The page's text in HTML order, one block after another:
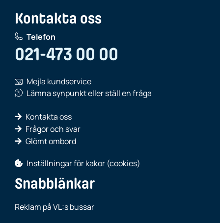
Kontakta oss
Telefon
021-473 00 00
Mejla kundservice
Lämna synpunkt eller ställ en fråga
Kontakta oss
Frågor och svar
Glömt ombord
Inställningar för kakor (cookies)
Snabblänkar
Reklam på VL:s bussar